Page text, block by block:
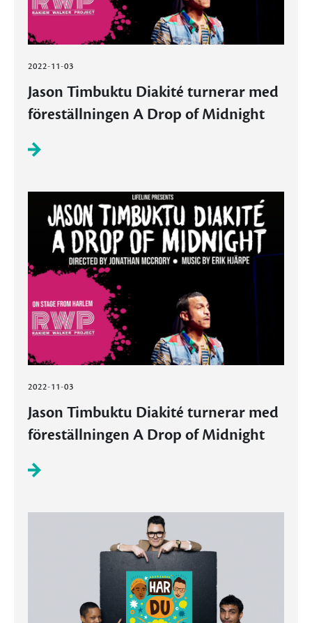
2022-11-03
Jason Timbuktu Diakité turnerar med
föreställningen A Drop of Midnight
2022-11-03
Jason Timbuktu Diakité turnerar med
föreställningen A Drop of Midnight